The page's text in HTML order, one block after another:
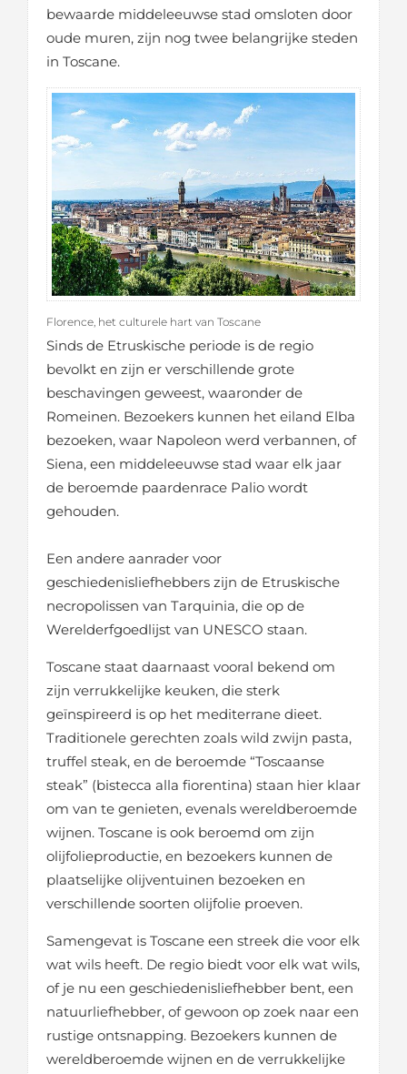
bewaarde middeleeuwse stad omsloten door
oude muren, zijn nog twee belangrijke steden
in Toscane.
Florence, het culturele hart van Toscane
Sinds de Etruskische periode is de regio
bevolkt en zijn er verschillende grote
beschavingen geweest, waaronder de
Romeinen. Bezoekers kunnen het eiland Elba
bezoeken, waar Napoleon werd verbannen, of
Siena, een middeleeuwse stad waar elk jaar
de beroemde paardenrace Palio wordt
gehouden.
Een andere aanrader voor
geschiedenisliefhebbers zijn de Etruskische
necropolissen van Tarquinia, die op de
Werelderfgoedlijst van UNESCO staan.
Toscane staat daarnaast vooral bekend om
zijn verrukkelijke keuken, die sterk
geïnspireerd is op het mediterrane dieet.
Traditionele gerechten zoals wild zwijn pasta,
truffel steak, en de beroemde “Toscaanse
steak” (bistecca alla fiorentina) staan hier klaar
om van te genieten, evenals wereldberoemde
wijnen. Toscane is ook beroemd om zijn
olijfolieproductie, en bezoekers kunnen de
plaatselijke olijventuinen bezoeken en
verschillende soorten olijfolie proeven.
Samengevat is Toscane een streek die voor elk
wat wils heeft. De regio biedt voor elk wat wils,
of je nu een geschiedenisliefhebber bent, een
natuurliefhebber, of gewoon op zoek naar een
rustige ontsnapping. Bezoekers kunnen de
wereldberoemde wijnen en de verrukkelijke